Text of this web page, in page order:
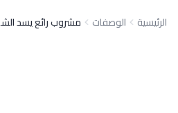
الرئيسية الوصفات مشروب رائع يسد